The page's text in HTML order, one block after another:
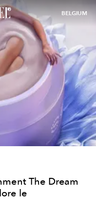
BELGIUM
The Dream
le